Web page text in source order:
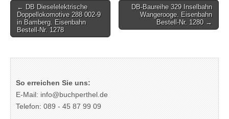
Post
navigation
← DB Dieselelektrische
Doppellokomotive 288 002-9
in Bamberg. Eisenbahn
Bestell-Nr. 1278
DB-Baureihe 329 Inselbahn
Wangerooge. Eisenbahn
Bestell-Nr. 1280 →
So erreichen Sie uns:
E-Mail: info@buchperthel.de
Telefon: 089 - 45 87 99 09